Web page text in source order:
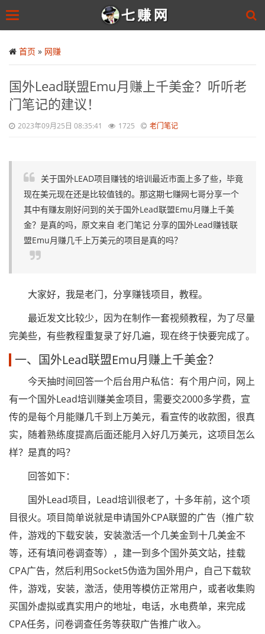
to
main
Toggle
首页 » 网赚
国外Lead联盟Emu月赚上千美金？听听老
门笔记的建议！
2023年09月25日 08:35:41 1725 老门笔记
关于国外LEAD项目赚钱的培训最近市面上多了些，毕竟
现在美元现在还是比较值钱的。那这期七赚网七哥分享一个
其中有赚友刚好问到的关于国外Lead联盟Emu月赚上千美
金？是真的吗，原文来自 老门笔记 分享的国外Lead赚钱联
盟Emu月赚几千上万美元的项目是真的吗？
大家好，我是老门，分享赚钱项目，教程。
最近发文比较少，因为在制作一套视频教程，为了尽量
完美些，有些教程重复录了好几遍，现在终于快要完成了。
一、国外Lead联盟Emu月赚上千美金？
今天抽时间回答一个后台用户私信：有个用户问，网上
有一个国外Lead培训赚美金项目，需要交2000多学费，宣
传的是每个月能赚几千到上万美元，看宣传的收款图，很真
实，随着熟练度提高后面还能月入好几万美元，这项目怎么
样？是真的吗？
回答如下：
国外Lead项目，Lead培训很老了，十多年前，这个项
目很火。项目简单说就是申请国外CPA联盟的广告（推广软
件，游戏的下载安装，安装激活一个几美金到十几美金不
等，还有填问卷调查等），建一到多个国外英文站，挂载
CPA广告，然后利用Socket5伪造为国外用户，自己下载软
件，游戏，安装，激活，使用等模仿正常用户，或者收集购
买国外虚拟或真实用户的地址，电话，水电费单，来完成
CPA任务，问卷调查任务等获取广告推广收入。